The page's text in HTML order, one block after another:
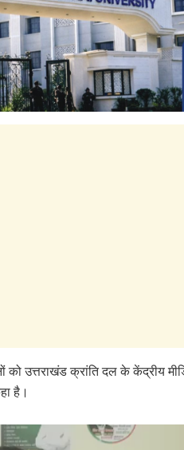
उत्तराखंड क्रांति दल के केंद्रीय
है।